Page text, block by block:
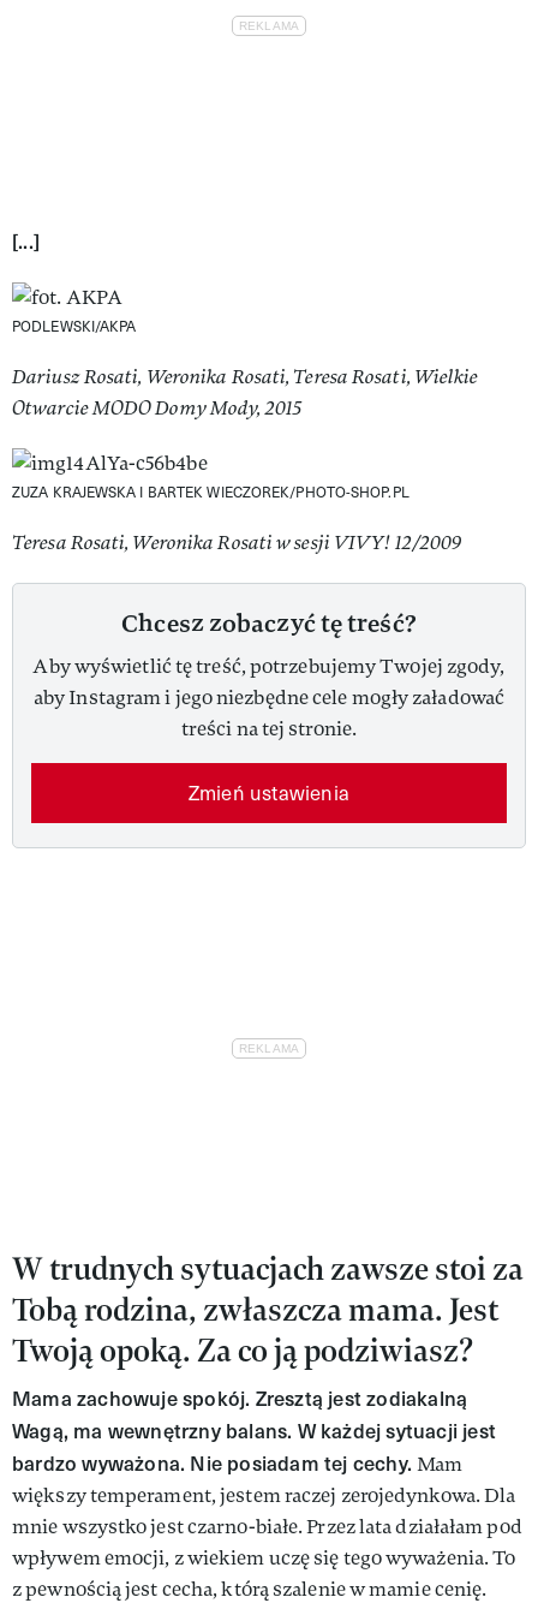
[...]
PODLEWSKI/AKPA
Dariusz Rosati, Weronika Rosati, Teresa Rosati, Wielkie
Otwarcie MODO Domy Mody, 2015
ZUZA KRAJEWSKA I BARTEK WIECZOREK/PHOTO-SHOP.PL
Teresa Rosati, Weronika Rosati w sesji VIVY! 12/2009
Chcesz zobaczyć tę treść?
Aby wyświetlić tę treść, potrzebujemy Twojej zgody,
aby Instagram i jego niezbędne cele mogły załadować
treści na tej stronie.
Zmień ustawienia
W trudnych sytuacjach zawsze stoi za
Tobą rodzina, zwłaszcza mama. Jest
Twoją opoką. Za co ją podziwiasz?
Mama zachowuje spokój. Zresztą jest zodiakalną
Wagą, ma wewnętrzny balans. W każdej sytuacji jest
bardzo wyważona. Nie posiadam tej cechy.Mam
większy temperament, jestem raczej zerojedynkowa. Dla
mnie wszystko jest czarno-białe. Przez lata działałam pod
wpływem emocji, z wiekiem uczę się tego wyważenia. To
z pewnością jest cecha, którą szalenie w mamie cenię.